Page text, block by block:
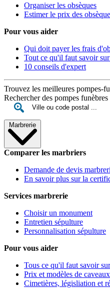
Organiser les obsèques
Estimer le prix des
Pour vous aider
Qui doit payer les frais
Tout ce qu'il faut savoir
10 conseils d'expert
Trouvez les meilleures pompes-
Rechercher des pompes
Marbrerie
Comparer les marbriers
Demande de devis
En savoir plus sur la
Services marbrerie
Choisir un monument
Entretien sépulture
Personnalisation sépulture
Pour vous aider
Tous ce qu'il faut savoir
Prix et modèles de
Cimetières, législiation et